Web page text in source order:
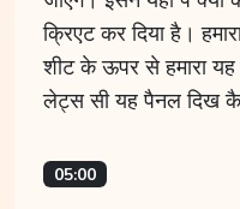
क्रिएट कर दिया है।
शीट के ऊपर से हमारा यह
लेट्स सी यह पैनल दिख
05:00